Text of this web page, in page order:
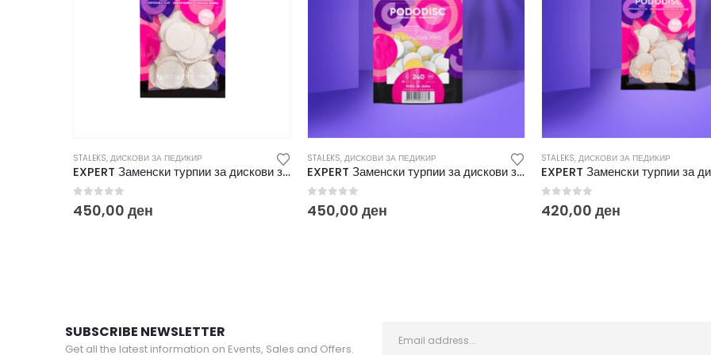
STALEKS, ДИСКОВИ ЗА ПЕДИКИР
EXPERT Заменски турпии за дискови за педикир L 180 (50/1) PDF-25-180
out of 5
450,00 ден
STALEKS, ДИСКОВИ ЗА ПЕДИКИР
EXPERT Заменски турпии за дискови за педикир L Soft 240 (50/1) PDFS 25-240W
out of 5
450,00 ден
STALEKS, ДИСКОВИ ЗА ПЕДИКИР
out of 5
420,00 ден
SUBSCRIBE NEWSLETTER
Get all the latest information on Events, Sales and Offers.